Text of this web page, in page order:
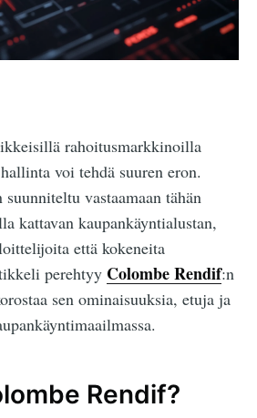
rahoitusmarkkinoilla
voi tehdä suuren eron.
vastaamaan tähän
kattavan kaupankäyntialustan,
että kokeneita
perehtyy Colombe Rendif:n
sen ominaisuuksia, etuja ja
Rendif?